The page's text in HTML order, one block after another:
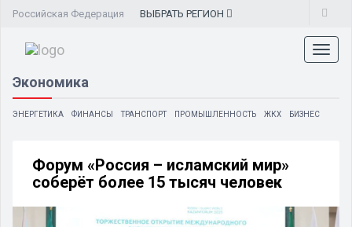
Российская Федерация ВЫБРАТЬ РЕГИОН
Экономика
ЭНЕРГЕТИКА ФИНАНСЫ ТРАНСПОРТ ПРОМЫШЛЕННОСТЬ ЖКХ БИЗНЕС
Форум «Россия – исламский мир»
соберёт более 15 тысяч человек